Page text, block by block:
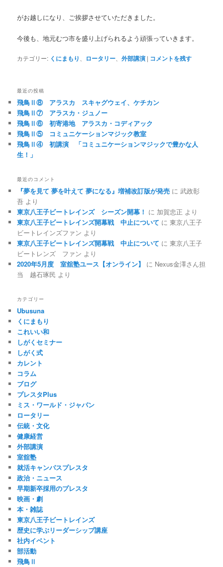
がお越しになり、ご挨拶させていただきました。
今後も、地元むつ市を盛り上げられるよう頑張っていきます。
カテゴリー: くにまもり ロータリー 、外部講演 | コメントを残す
最近の投稿
飛鳥Ⅱ⑧ アラスカ スキャグウェイ、ケチカン
飛鳥Ⅱ⑦ アラスカ・ジュノー
飛鳥Ⅱ⑥ 初寄港地 アラスカ・コディアック
飛鳥Ⅱ⑤ コミュニケーションマジック教室
飛鳥Ⅱ④ 初講演 「コミュニケーションマジックで豊かな人
生！」
最近のコメント
『夢を見て 夢を叶えて 夢になる』増補改訂版が発売 に武政彰
吾 より
東京八王子ビートレインズ シーズン開幕！ に 加賀忠正 より
東京八王子ビートレインズ開幕戦 中止について に東京八王子
ビートレインズファン より
東京八王子ビートレインズ開幕戦 中止について に東京八王子
ビートレンズ ファン より
2020年5月度 室舘塾ユース【オンライン】
に Nexus金澤さん担
当 越石琢民 より
カテゴリー
Ubusuna
くにまもり
これいい和
しがくセミナー
しがく式
カレント
コラム
ブログ
プレスタPlus
ミス・ワールド・ジャパン
ロータリー
伝統・文化
健康経営
外部講演
室舘塾
就活キャンパスプレスタ
政治・ニュース
早期新卒採用のプレスタ
映画・劇
本・雑誌
東京八王子ビートレインズ
歴史に学ぶリーダーシップ講座
社内イベント
部活動
飛鳥Ⅱ